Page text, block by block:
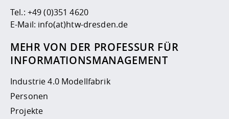
Tel.: +49 (0)351 4620
E-Mail: info(at)htw-dresden.de
MEHR VON DER PROFESSUR FÜR
INFORMATIONSMANAGEMENT
Industrie 4.0 Modellfabrik
Personen
Projekte